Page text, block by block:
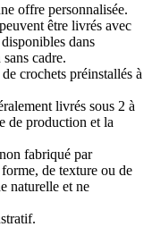
offre personnalisée.
être livrés avec
dans
cadre.
crochets préinstallés à
livrés sous 2 à
de production et la
fabriqué par
de texture ou de
naturelle et ne